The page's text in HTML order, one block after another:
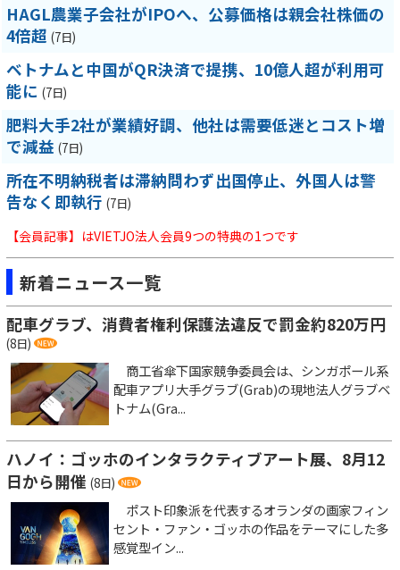
HAGL農業子会社がIPOへ、公募価格は親会社株価の
4倍超 (7日)
ベトナムと中国がQR決済で提携、10億人超が利用可
能に (7日)
肥料大手2社が業績好調、他社は需要低迷とコスト増
で減益 (7日)
所在不明納税者は滞納問わず出国停止、外国人は警
告なく即執行 (7日)
【会員記事】はVIETJO法人会員9つの特典の1つです
新着ニュース一覧
配車グラブ、消費者権利保護法違反で罰金約820万円
(8日)
商工省傘下国家競争委員会は、シンガポール系
配車アプリ大手グラブ(Grab)の現地法人グラブベ
トナム(Gra...
ハノイ：ゴッホのインタラクティブアート展、8月12
日から開催 (8日)
ポスト印象派を代表するオランダの画家フィン
セント・ファン・ゴッホの作品をテーマにした多
感覚型イン...